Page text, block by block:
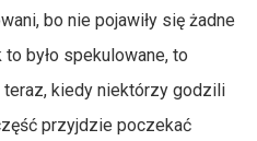
bo nie pojawiły się żadne
było spekulowane, to
kiedy niektórzy godzili
przyjdzie poczekać